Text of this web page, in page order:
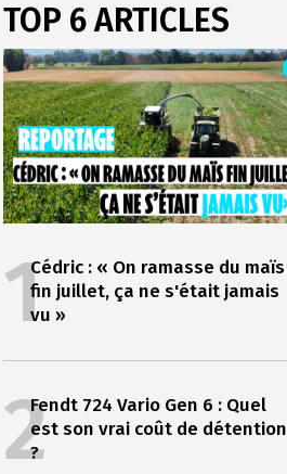
TOP 6 ARTICLES
1Cédric : « On ramasse du maïs
fin juillet, ça ne s'était jamais
vu »
2Fendt 724 Vario Gen 6 : Quel
est son vrai coût de détention
?